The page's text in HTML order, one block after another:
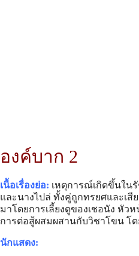
องค์บาก 2
เนื้อเรื่องย่อ: เหตุการณ์เกิดขึ้นใน
และนางไปล่ ทั้งคู่ถูกทรยศและเสี
มาโดยการเลี้ยงดูของเชอนัง หัว
การต่อสู้ผสมผสานกับวิชาโขน โ
นักแสดง: